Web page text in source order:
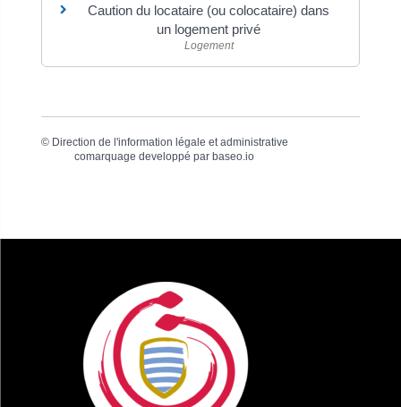
Caution du locataire (ou colocataire) dans
un logement privé
Logement
© Direction de l'information légale et administrative
comarquage developpé parbaseo.io